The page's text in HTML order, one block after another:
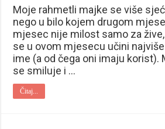
Moje rahmetli majke se više
nego u bilo kojem drugom
mjesec nije milost samo za
se u ovom mjesecu učini
ime (a od čega oni imaju korist).
se smiluje i …
Čitaj...